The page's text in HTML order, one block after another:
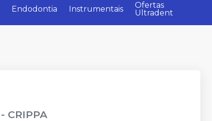
Endodontia Instrumentais
Ofertas
Ultradent
- CRIPPA